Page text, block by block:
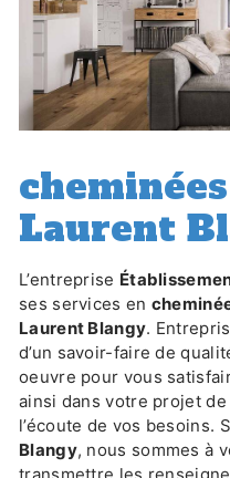
Laurent
L’entreprise
ses services en
Laurent Blangy.
d’un savoir-faire de
oeuvre pour vous
ainsi dans votre projet
l’écoute de vos besoins.
Blangy, nous sommes à